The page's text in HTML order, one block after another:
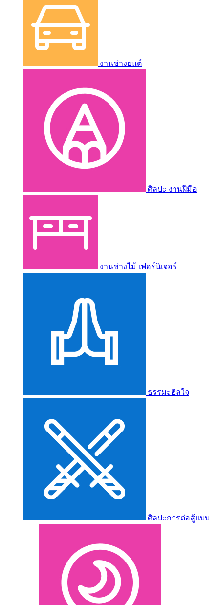
งานช่างยนต์
ศิลปะ งานฝีมือ
งานช่างไม้ เฟอร์นิเจอร์
ธรรมะฮีลใจ
ศิลปะการต่อสู้แบบ